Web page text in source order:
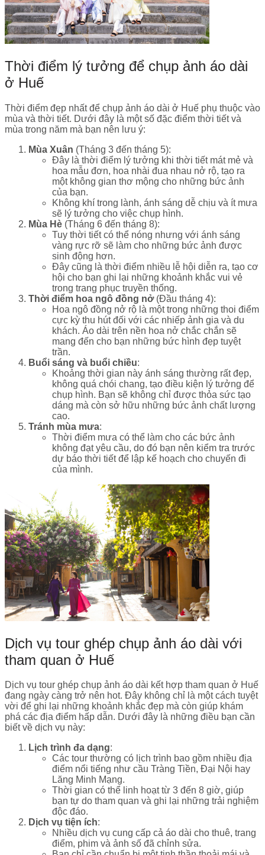
Thời điểm lý tưởng để chụp ảnh áo dài
ở Huế
Thời điểm đẹp nhất để chụp ảnh áo dài ở Huế phụ thuộc vào
mùa và thời tiết. Dưới đây là một số đặc điểm thời tiết và
mùa trong năm mà bạn nên lưu ý:
Mùa Xuân (Tháng 3 đến tháng 5):
Đây là thời điểm lý tưởng khi thời tiết mát mẻ và
hoa mẫu đơn, hoa nhài đua nhau nở rộ, tạo ra
một không gian thơ mộng cho những bức ảnh
của bạn.
Không khí trong lành, ánh sáng dễ chịu và ít mưa
sẽ lý tưởng cho việc chụp hình.
Mùa Hè (Tháng 6 đến tháng 8):
Tuy thời tiết có thể nóng nhưng với ánh sáng
vàng rực rỡ sẽ làm cho những bức ảnh được
sinh động hơn.
Đây cũng là thời điểm nhiều lễ hội diễn ra, tạo cơ
hội cho bạn ghi lại những khoảnh khắc vui vẻ
trong trang phục truyền thống.
Thời điểm hoa ngô đồng nở(Đầu tháng 4):
Hoa ngô đồng nở rộ là một trong những thoi điểm
cực kỳ thu hút đối với các nhiếp ảnh gia và du
khách. Áo dài trên nền hoa nở chắc chắn sẽ
mang đến cho bạn những bức hình đẹp tuyệt
trần.
Buổi sáng và buổi chiều:
Khoảng thời gian này ánh sáng thường rất đẹp,
không quá chói chang, tạo điều kiện lý tưởng để
chụp hình. Bạn sẽ không chỉ được thỏa sức tạo
dáng mà còn sở hữu những bức ảnh chất lượng
cao.
Tránh mùa mưa:
Thời điểm mưa có thể làm cho các bức ảnh
không đạt yêu cầu, do đó bạn nên kiểm tra trước
dự báo thời tiết để lập kế hoạch cho chuyến đi
của mình.
Dịch vụ tour ghép chụp ảnh áo dài với
tham quan ở Huế
Dịch vụ tour ghép chụp ảnh áo dài kết hợp tham quan ở Huế
đang ngày càng trở nên hot. Đây không chỉ là một cách tuyệt
vời để ghi lại những khoảnh khắc đẹp mà còn giúp khám
phá các địa điểm hấp dẫn. Dưới đây là những điều bạn cần
biết về dịch vụ này:
Lịch trình đa dạng:
Các tour thường có lịch trình bao gồm nhiều địa
điểm nổi tiếng như cầu Tràng Tiền, Đại Nội hay
Lăng Minh Mạng.
Thời gian có thể linh hoạt từ 3 đến 8 giờ, giúp
bạn tự do tham quan và ghi lại những trải nghiệm
độc đáo.
Dịch vụ tiện ích:
Nhiều dịch vụ cung cấp cả áo dài cho thuê, trang
điểm, phim và ảnh số đã chỉnh sửa.